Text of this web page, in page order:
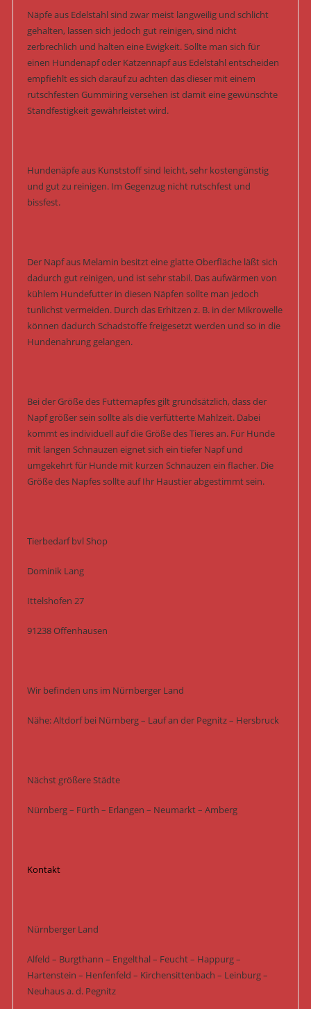
Näpfe aus Edelstahl sind zwar meist langweilig und schlicht
gehalten, lassen sich jedoch gut reinigen, sind nicht
zerbrechlich und halten eine Ewigkeit. Sollte man sich für
einen Hundenapf oder Katzennapf aus Edelstahl entscheiden
empfiehlt es sich darauf zu achten das dieser mit einem
rutschfesten Gummiring versehen ist damit eine gewünschte
Standfestigkeit gewährleistet wird.
Hundenäpfe aus Kunststoff sind leicht, sehr kostengünstig
und gut zu reinigen. Im Gegenzug nicht rutschfest und
bissfest.
Der Napf aus Melamin besitzt eine glatte Oberfläche läßt sich
dadurch gut reinigen, und ist sehr stabil. Das aufwärmen von
kühlem Hundefutter in diesen Näpfen sollte man jedoch
tunlichst vermeiden. Durch das Erhitzen z. B. in der Mikrowelle
können dadurch Schadstoffe freigesetzt werden und so in die
Hundenahrung gelangen.
Bei der Größe des Futternapfes gilt grundsätzlich, dass der
Napf größer sein sollte als die verfütterte Mahlzeit. Dabei
kommt es individuell auf die Größe des Tieres an. Für Hunde
mit langen Schnauzen eignet sich ein tiefer Napf und
umgekehrt für Hunde mit kurzen Schnauzen ein flacher. Die
Größe des Napfes sollte auf Ihr Haustier abgestimmt sein.
Tierbedarf bvl Shop
Dominik Lang
Ittelshofen 27
91238 Offenhausen
Wir befinden uns im Nürnberger Land
Nähe: Altdorf bei Nürnberg – Lauf an der Pegnitz – Hersbruck
Nächst größere Städte
Nürnberg – Fürth – Erlangen – Neumarkt – Amberg
Kontakt
Nürnberger Land
Alfeld – Burgthann – Engelthal – Feucht – Happurg –
Hartenstein – Henfenfeld – Kirchensittenbach – Leinburg –
Neuhaus a. d. Pegnitz